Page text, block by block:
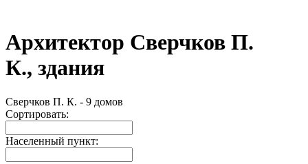
Архитектор Сверчков П.
К., здания
Сверчков П. К. - 9 домов
Сортировать:
Населенный пункт: